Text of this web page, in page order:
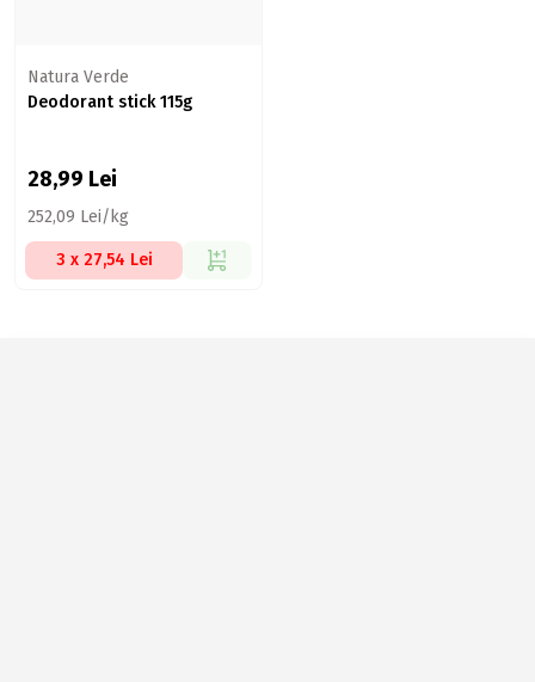
Natura Verde
Deodorant stick 115g
28,99 Lei
252,09 Lei/kg
3 x 27,54 Lei